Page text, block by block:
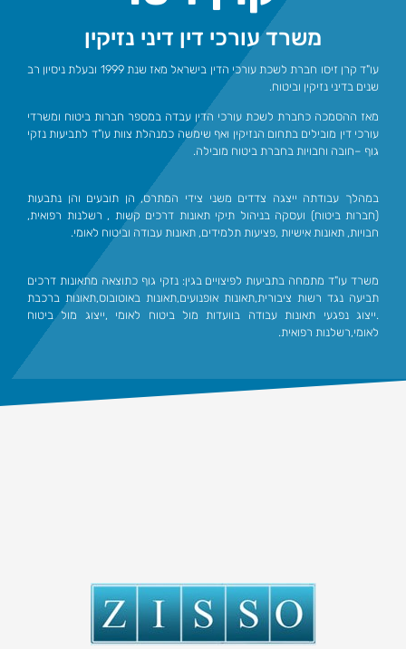
משרד עורכי דין דיני נזיקין
עו"ד קרן זיסו
חברת לשכת עורכי הדין בישראל מאז שנת 1999 ובעלת ניסיון רב
שנים בדיני נזיקין וביטוח.
מאז ההסמכה כחברת לשכת עורכי הדין עבדה במספר חברות ביטוח ומשרדי
עורכי דין מובילים בתחום הנזיקין ואף שימשה כמנהלת צוות עו"ד לתביעות נזקי
גוף –חובה וחבויות בחברת ביטוח מובילה.
במהלך עבודתה ייצגה צדדים משני צידי המתרס, הן תובעים והן נתבעות
(חברות ביטוח) ועסקה בניהול תיקי תאונות דרכים קשות , רשלנות רפואית,
חבויות, תאונות אישיות ,פציעות תלמידים, תאונות עבודה וביטוח לאומי.
משרד עו"ד מתמחה בתביעות לפיצויים בגין: נזקי גוף כתוצאה מתאונות דרכים
תביעה נגד רשות ציבורית,תאונות אופנועים,תאונות באוטובוס,תאונות ברכבת
.ייצוג נפגעי תאונות עבודה בוועדות מול ביטוח לאומי ,ייצוג מול ביטוח
לאומי,רשלנות רפואית.